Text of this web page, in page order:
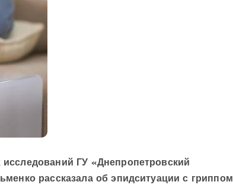
ГУ «Днепропетровский
рассказала об эпидситуации с гриппом